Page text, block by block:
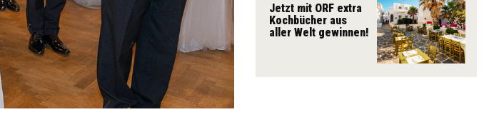
Jetzt mit ORF extra
Kochbücher aus
aller Welt gewinnen!